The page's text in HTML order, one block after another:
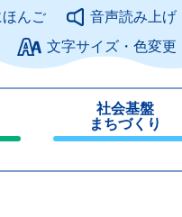
ージの本文へ
んご
音声読み上げ
文字サイズ・色変更
社会基盤
まちづくり
じ